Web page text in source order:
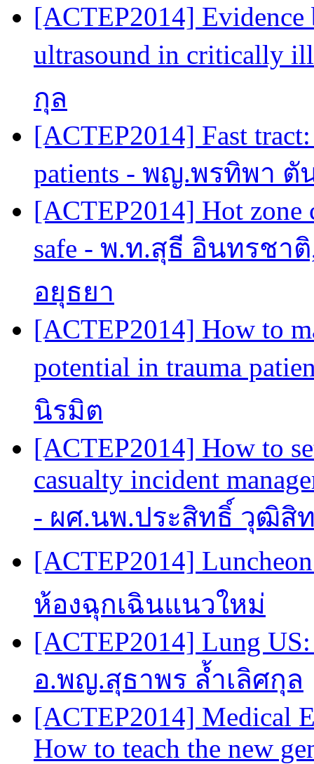
[ACTEP2014] Evidence
ultrasound in critically
กุล
[ACTEP2014] Fast
patients - พญ.พรทิพา
[ACTEP2014] Hot zone
safe - พ.ท.สุธี อินทรช
อยุธยา
[ACTEP2014] How to
potential in trauma
นิรมิต
[ACTEP2014] How to
casualty incident
- ผศ.นพ.ประสิทธิ์ วุฒิสิ
[ACTEP2014]
ห้องฉุกเฉินแนวใหม่
[ACTEP2014] Lung
อ.พญ.สุธาพร ล้ำเลิศกุล
[ACTEP2014] Medical
How to teach the new